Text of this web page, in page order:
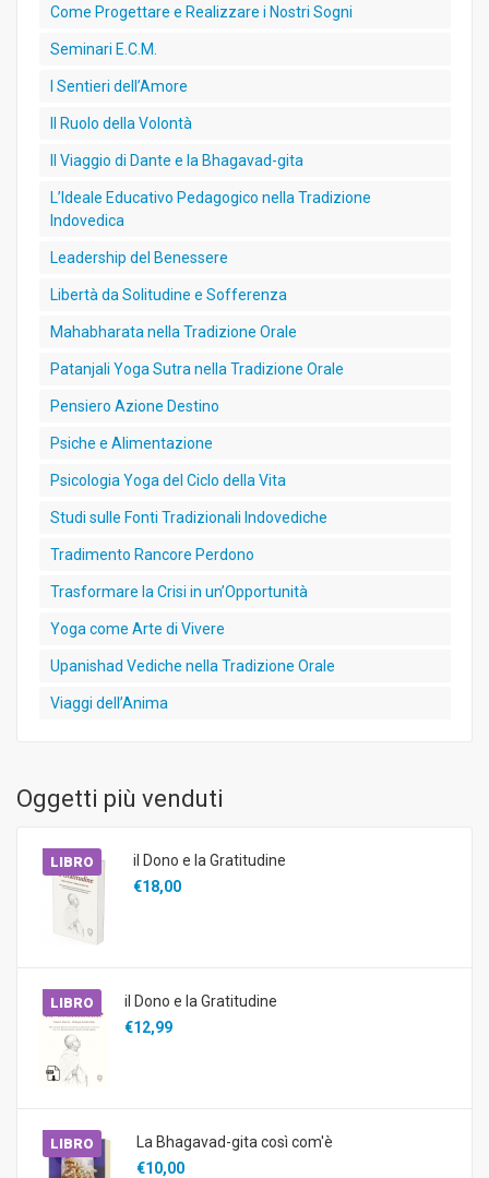
Come Progettare e Realizzare i Nostri Sogni
Seminari E.C.M.
I Sentieri dell’Amore
Il Ruolo della Volontà
Il Viaggio di Dante e la Bhagavad-gita
L’Ideale Educativo Pedagogico nella Tradizione
Indovedica
Leadership del Benessere
Libertà da Solitudine e Sofferenza
Mahabharata nella Tradizione Orale
Patanjali Yoga Sutra nella Tradizione Orale
Pensiero Azione Destino
Psiche e Alimentazione
Psicologia Yoga del Ciclo della Vita
Studi sulle Fonti Tradizionali Indovediche
Tradimento Rancore Perdono
Trasformare la Crisi in un’Opportunità
Yoga come Arte di Vivere
Upanishad Vediche nella Tradizione Orale
Viaggi dell’Anima
Oggetti più venduti
LIBRO
il Dono e la Gratitudine
€18,00
LIBRO
il Dono e la Gratitudine
€12,99
LIBRO
La Bhagavad-gita così com'è
€10,00